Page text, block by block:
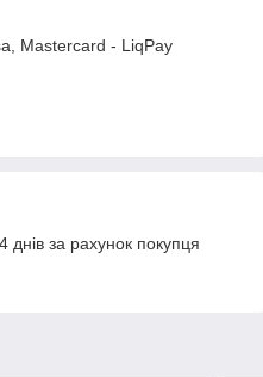
Mastercard - LiqPay
за рахунок покупця